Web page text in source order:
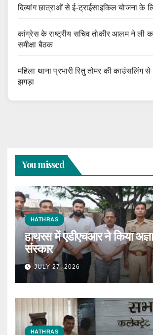
दिव्यांग छात्राओं से ई-ट्राईसाइकिल योजना के
कांग्रेस के राष्ट्रीय सचिव तोकीर आलम ने ली
समीक्षा बैठक
महिला थाना प्रभारी रितु तोमर की काउंसलिंग से
झगड़ा
You missed
HATHRAS
हाथरस में एडीएचआर ने किया
संस्कार
JULY 27, 2026
HATHRAS